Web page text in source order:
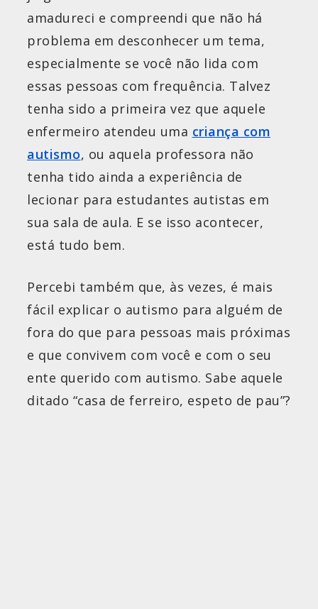
amadureci e compreendi que não há
problema em desconhecer um tema,
especialmente se você não lida com
essas pessoas com frequência. Talvez
tenha sido a primeira vez que aquele
enfermeiro atendeu uma criança com
autismo, ou aquela professora não
tenha tido ainda a experiência de
lecionar para estudantes autistas em
sua sala de aula. E se isso acontecer,
está tudo bem.
Percebi também que, às vezes, é mais
fácil explicar o autismo para alguém de
fora do que para pessoas mais próximas
e que convivem com você e com o seu
ente querido com autismo. Sabe aquele
ditado “casa de ferreiro, espeto de pau”?